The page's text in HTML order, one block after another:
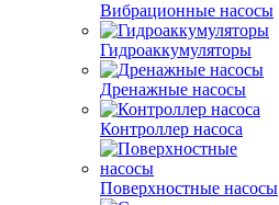
Вибрационные насосы
Гидроаккумуляторы
Дренажные насосы
Контроллер насоса
Поверхностные насосы